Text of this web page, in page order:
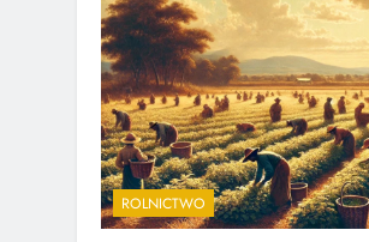
ROLNICTWO